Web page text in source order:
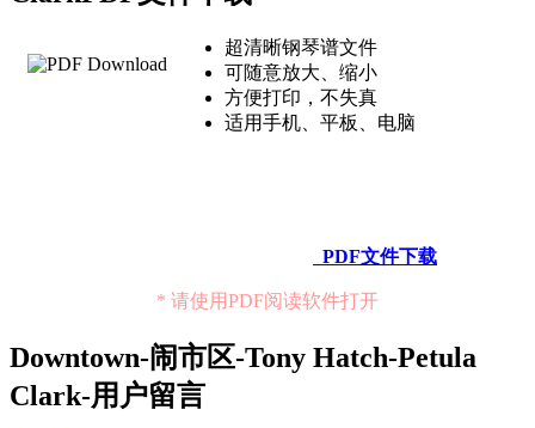
超清晰钢琴谱文件
可随意放大、缩小
方便打印，不失真
适用手机、平板、电脑
PDF文件下载
* 请使用PDF阅读软件打开
Downtown-闹市区-Tony Hatch-Petula
Clark-用户留言